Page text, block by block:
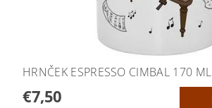
HRNČEK ESPRESSO CIMBAL 170 ML
€7,50